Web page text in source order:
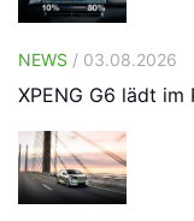
NEWS / 03.08.2026
XPENG G6 lädt